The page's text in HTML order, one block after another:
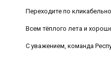
Переходите по
Всем тёплого лета и
С уважением, команда